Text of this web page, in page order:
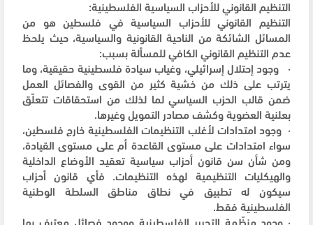
التنظيم القانوني للأحزاب السياسية الفلسطينية:
التنظيم القانوني للأحزاب السياسية في فلسطين هو من
المسائل الشائكة من الناحية القانونية والسياسية، حيث يلحظ
عدم التنظيم القانوني الكافي للمسألة بسبب:
· وجود إحتلال إسرائيلي، وغياب سيادة فلسطينية حقيقية، وما
يترتب على ذلك من خشية كثير من القوى والفصائل العمل
ضمن قالب الحزب السياسي لما لذلك من استحقاقات تتعلّق
بعلنية العضوية وكشف مصادر التمويل وغيرها.
· وجود امتدادات لأغلب التنظيمات الفلسطينية خارج فلسطين،
سواء امتدادات على مستوى القاعدة أم على مستوى القيادة،
ومن شأن سن قانون أحزاب سياسية تعقيد الأوضاع الداخلية
والهيكليات التنظيمية لهذه التنظيمات. فأي قانون أحزاب
سيكون له تطبيق في نطاق مناطق السلطة الوطنية
الفلسطينية فقط.
· وجود منظّمة التحرير الفلسطينية ووجود فصائل معترف بها